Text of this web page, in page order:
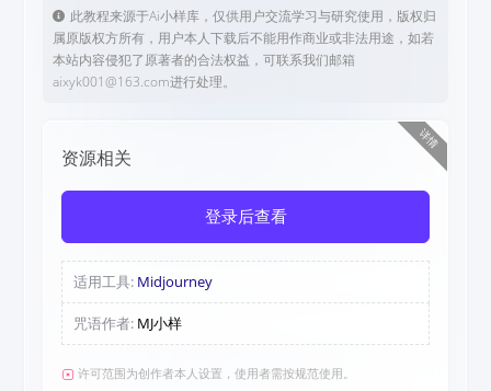
此教程来源于Ai小样库，仅供用户交流学习与研究使用，版权归
属原版权方所有，用户本人下载后不能用作商业或非法用途，如若
本站内容侵犯了原著者的合法权益，可联系我们邮箱
aixyk001@163.com进行处理。
详情
资源相关
登录后查看
适用工具: Midjourney
咒语作者: MJ小样
许可范围为创作者本人设置，使用者需按规范使用。